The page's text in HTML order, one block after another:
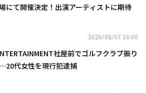
にて開催決定！出演アーティストに期待
2026/08/07 10:00
社屋前でゴルフクラブ振り
代女性を現行犯逮捕